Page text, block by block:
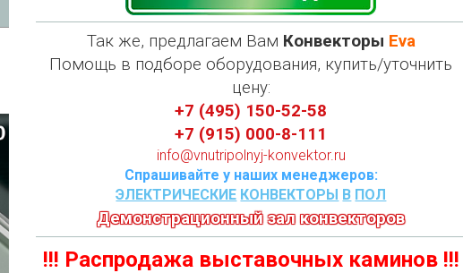
Так же, предлагаем Вам Конвекторы Eva
Помощь в подборе оборудования, купить/уточнить
цену:
+7 (495) 150-52-58
+7 (915) 000-8-111
info@vnutripolnyj-konvektor.ru
Спрашивайте у наших менеджеров:
ЭЛЕКТРИЧЕСКИЕ КОНВЕКТОРЫ В ПОЛ
Демонстрационный зал конвекторов
!!! Распродажа выставочных каминов !!!